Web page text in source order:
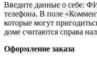
Введите данные о себе:
телефона. В поле
которые могут
доме считаются справа
Оформление заказа